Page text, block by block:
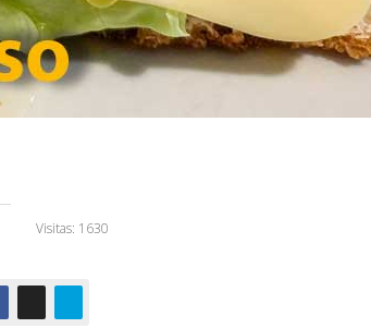
Visitas: 1630